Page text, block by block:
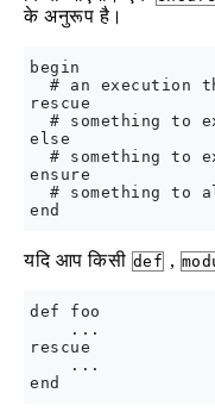
के अनुरूप है।
begin
# an execution
rescue
# something to
else
# something to
ensure
# something to
यदि आप किसी def ,
def foo
    ...
rescue
    ...